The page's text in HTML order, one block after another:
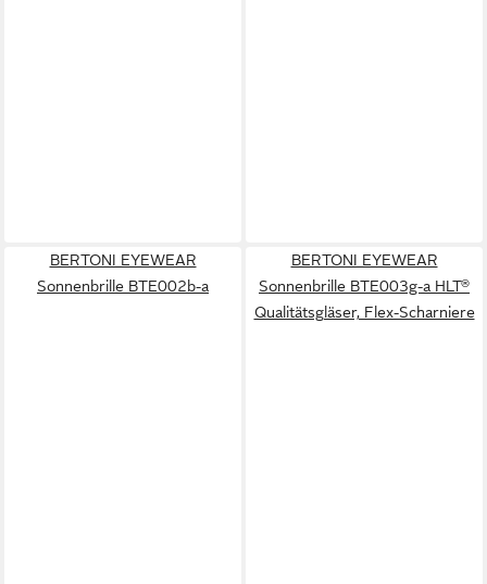
BERTONI EYEWEAR
Sonnenbrille BTE002b-a
BERTONI EYEWEAR
Sonnenbrille BTE003g-a HLT®
Qualitätsgläser, Flex-Scharniere